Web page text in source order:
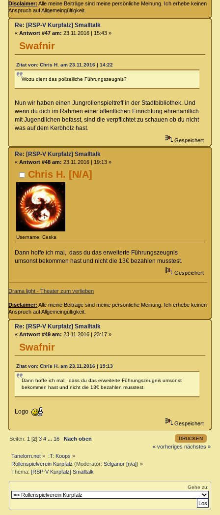
Disclaimer: Alle meine Beiträge sind meine persönliche Meinung. Ich erhebe keinen
Anspruch auf Allgemeingültigkeit.
Swafnir
Re: [RSP-V Kurpfalz] Smalltalk
« Antwort #47 am: 23.11.2016 | 15:43 »
Zitat von: Chris H. am 23.11.2016 | 14:22
Wozu dient das polizeiliche Führungszeugnis?
Nun wir haben einen Jungrollenspieltreff in der Stadtbibliothek. Und
wenn du dich im Rahmen einer öffentlichen Einrichtung ehrenamtlich
mit Jugendlichen befasst, sind die verpflichtet zu schauen ob du nicht
was auf dem Kerbholz hast.
Gespeichert
Chris H. [N/A]
Username: Ceska
Re: [RSP-V Kurpfalz] Smalltalk
« Antwort #48 am: 23.11.2016 | 19:13 »
Dann hoffe ich mal, dass du das erweiterte Führungszeugnis
umsonst bekommen hast und nicht die 13€ bezahlen musstest.
Gespeichert
Drama light - Theater zum verlieben
Disclaimer: Alle meine Beiträge sind meine persönliche Meinung. Ich erhebe keinen
Anspruch auf Allgemeingültigkeit.
Swafnir
Re: [RSP-V Kurpfalz] Smalltalk
« Antwort #49 am: 23.11.2016 | 23:17 »
Zitat von: Chris H. am 23.11.2016 | 19:13
Dann hoffe ich mal, dass du das erweiterte Führungszeugnis umsonst
bekommen hast und nicht die 13€ bezahlen musstest.
Logo
Gespeichert
DRUCKEN
Seiten:1 [2]3 4 ...16
Nach oben
« vorheriges nächstes »
Tanelorn.net » :T: Koops »
Rollenspielverein Kurpfalz (Moderator:Selganor [n/a]) »
Thema:[RSP-V Kurpfalz] Smalltalk
Gehe zu: